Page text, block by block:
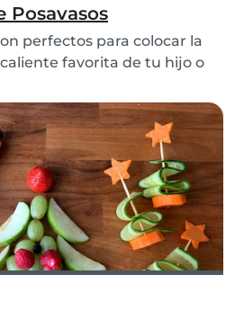
Posavasos
perfectos para colocar la
favorita de tu hijo o
color a tu mesa!